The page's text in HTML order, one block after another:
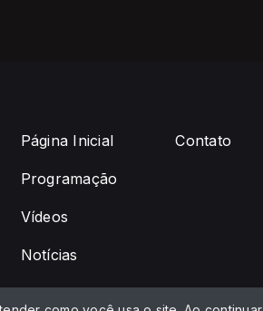
Página Inicial
Programação
Vídeos
Notícias
Contato